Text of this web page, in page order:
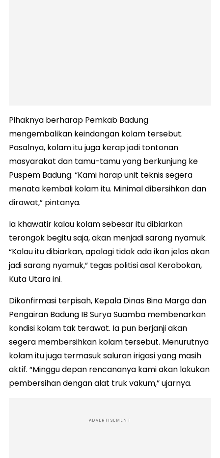
Pihaknya berharap Pemkab Badung
mengembalikan keindangan kolam tersebut.
Pasalnya, kolam itu juga kerap jadi tontonan
masyarakat dan tamu-tamu yang berkunjung ke
Puspem Badung. “Kami harap unit teknis segera
menata kembali kolam itu. Minimal dibersihkan dan
dirawat,” pintanya.
Ia khawatir kalau kolam sebesar itu dibiarkan
terongok begitu saja, akan menjadi sarang nyamuk.
“Kalau itu dibiarkan, apalagi tidak ada ikan jelas akan
jadi sarang nyamuk,” tegas politisi asal Kerobokan,
Kuta Utara ini.
Dikonfirmasi terpisah, Kepala Dinas Bina Marga dan
Pengairan Badung IB Surya Suamba membenarkan
kondisi kolam tak terawat. Ia pun berjanji akan
segera membersihkan kolam tersebut. Menurutnya
kolam itu juga termasuk saluran irigasi yang masih
aktif. “Minggu depan rencananya kami akan lakukan
pembersihan dengan alat truk vakum,” ujarnya.
ADVERTISEMENT